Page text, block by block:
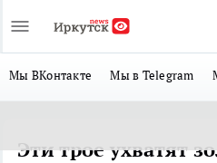
Мы ВКонтакте Мы в Telegram
Эти трое ухватят